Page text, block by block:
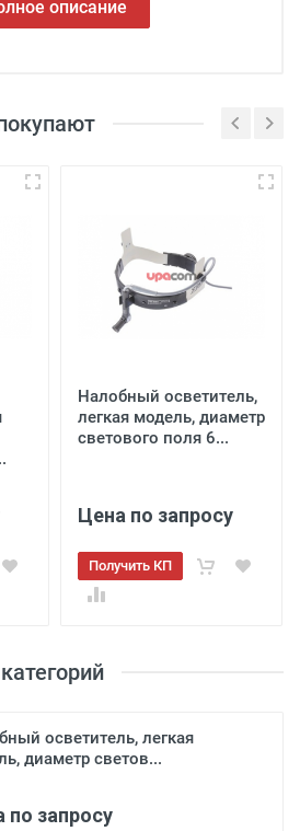
осветитель, легкая
диаметр светов...
по запросу
описание
Налобный осветитель,
легкая модель, диаметр
светового поля 6...
Цена по запросу
Получить КП